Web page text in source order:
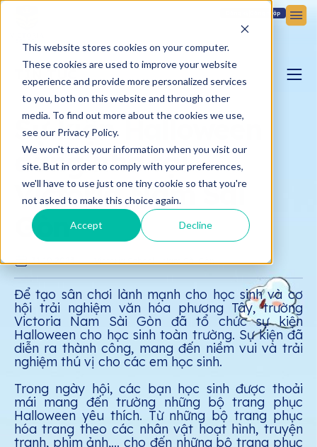
This website stores cookies on your computer.
These cookies are used to improve your website
experience and provide more personalized services
to you, both on this website and through other
media. To find out more about the cookies we use,
see our Privacy Policy.
We won't track your information when you visit our
site. But in order to comply with your preferences,
we'll have to use just one tiny cookie so that you're
not asked to make this choice again.
Accept Decline
Đăng nhập
TIN TỨC
BLOG YÊU CON
BẢN TIN VICTORIA
Sự kiện Halloween
đáng nhớ tại
Victoria Nam Sài
Gòn
31.10.2023 Victoria School - Nam Sài Gòn
Để tạo sân chơi lành mạnh cho học sinh và cơ
hội trải nghiệm văn hóa phương Tây, trường
Victoria Nam Sài Gòn đã tổ chức sự kiện
Halloween cho học sinh toàn trường. Sự kiện đã
diễn ra thành công, mang đến niềm vui và trải
nghiệm thú vị cho các em học sinh.
Trong ngày hội, các bạn học sinh được thoải
mái mang đến trường những bộ trang phục
Halloween yêu thích. Từ những bộ trang phục
hóa trang theo các nhân vật hoạt hình, truyện
tranh, phim ảnh,... cho đến những bộ trang phục